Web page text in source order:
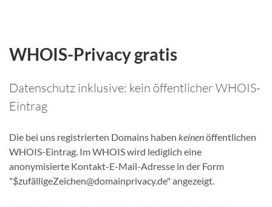
WHOIS-Privacy gratis
Datenschutz inklusive: kein öffentlicher WHOIS-
Eintrag
Die bei uns registrierten Domains haben keinenöffentlichen
WHOIS-Eintrag. Im WHOIS wird lediglich eine
anonymisierte Kontakt-E-Mail-Adresse in der Form
"$zufälligeZeichen@domainprivacy.de" angezeigt.